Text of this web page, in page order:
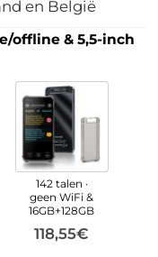
en België
offline & 5,5-inch
142 talen ·
geen WiFi &
16GB+128GB
118,55€